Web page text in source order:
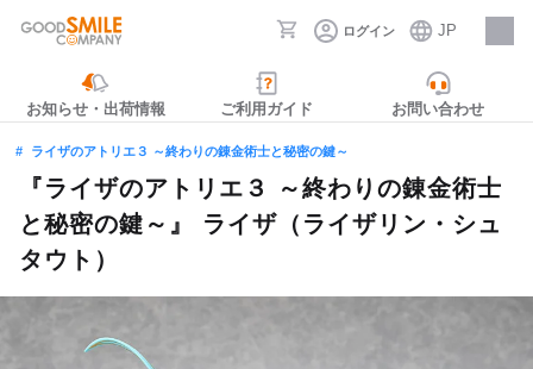
ログイン JP
採用情報
お知らせ・出荷情報 ご利用ガイド お問い合わせ
ライザのアトリエ３ ～終わりの錬金術士と秘密の鍵～
『ライザのアトリエ３ ～終わりの錬金術士
と秘密の鍵～』 ライザ（ライザリン・シュ
タウト）